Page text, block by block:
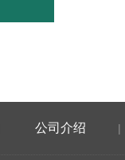
公司介绍 |